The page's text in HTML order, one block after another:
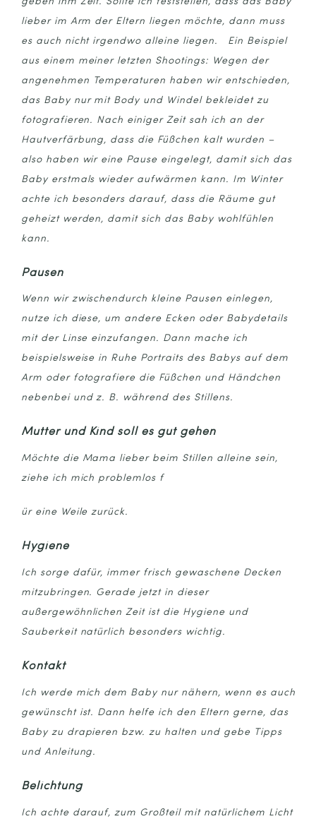
lieber im Arm der Eltern liegen möchte, dann muss
es auch nicht irgendwo alleine liegen. Ein Beispiel
aus einem meiner letzten Shootings: Wegen der
angenehmen Temperaturen haben wir entschieden,
das Baby nur mit Body und Windel bekleidet zu
fotografieren. Nach einiger Zeit sah ich an der
Hautverfärbung, dass die Füßchen kalt wurden –
also haben wir eine Pause eingelegt, damit sich das
Baby erstmals wieder aufwärmen kann. Im Winter
achte ich besonders darauf, dass die Räume gut
geheizt werden, damit sich das Baby wohlfühlen
kann.
Pausen
Wenn wir zwischendurch kleine Pausen einlegen,
nutze ich diese, um andere Ecken oder Babydetails
mit der Linse einzufangen. Dann mache ich
beispielsweise in Ruhe Portraits des Babys auf dem
Arm oder fotografiere die Füßchen und Händchen
nebenbei und z. B. während des Stillens.
Mutter und Kind soll es gut gehen
Möchte die Mama lieber beim Stillen alleine sein,
ziehe ich mich problemlos f
ür eine Weile zurück.
Hygiene
Ich sorge dafür, immer frisch gewaschene Decken
mitzubringen. Gerade jetzt in dieser
außergewöhnlichen Zeit ist die Hygiene und
Sauberkeit natürlich besonders wichtig.
Kontakt
Ich werde mich dem Baby nur nähern, wenn es auch
gewünscht ist. Dann helfe ich den Eltern gerne, das
Baby zu drapieren bzw. zu halten und gebe Tipps
und Anleitung.
Belichtung
Ich achte darauf, zum Großteil mit natürlichem Licht